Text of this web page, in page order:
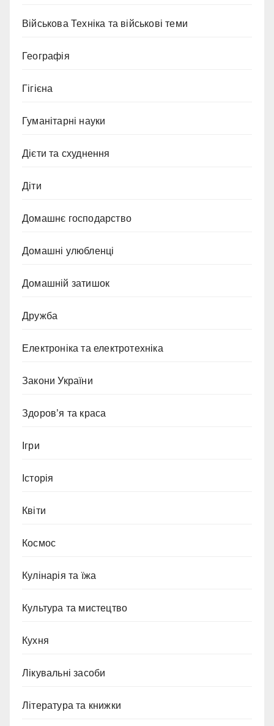
Військова Техніка та військові теми
Географія
Гігієна
Гуманітарні науки
Дієти та схуднення
Діти
Домашнє господарство
Домашні улюбленці
Домашній затишок
Дружба
Електроніка та електротехніка
Закони України
Здоров’я та краса
Ігри
Історія
Квіти
Космос
Кулінарія та їжа
Культура та мистецтво
Кухня
Лікувальні засоби
Література та книжки